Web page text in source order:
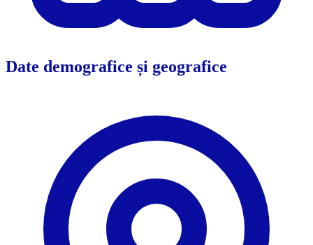
Date demografice și geografice